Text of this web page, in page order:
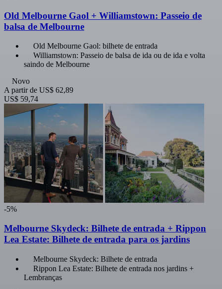
Old Melbourne Gaol + Williamstown: Passeio de
balsa de Melbourne
Old Melbourne Gaol: bilhete de entrada
Williamstown: Passeio de balsa de ida ou de ida e volta
saindo de Melbourne
Novo
A partir de US$ 62,89
US$ 59,74
-5%
Melbourne Skydeck: Bilhete de entrada + Rippon
Lea Estate: Bilhete de entrada para os jardins
Melbourne Skydeck: Bilhete de entrada
Rippon Lea Estate: Bilhete de entrada nos jardins +
Lembranças